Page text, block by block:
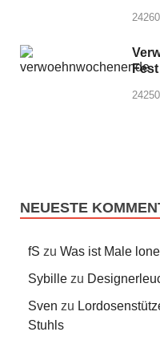
NEUESTE
fS zu Was ist Male
Sybille zu
Sven zu
Stuhls